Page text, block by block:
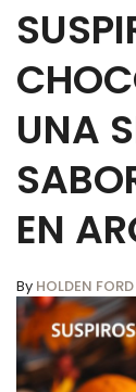
UNA
EN
By HOLDEN FORD